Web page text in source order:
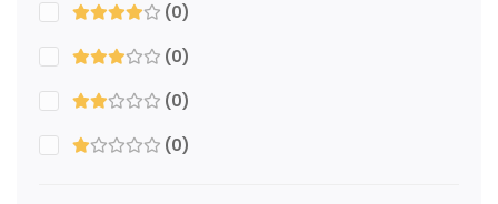
(0)
(0)
(0)
(0)